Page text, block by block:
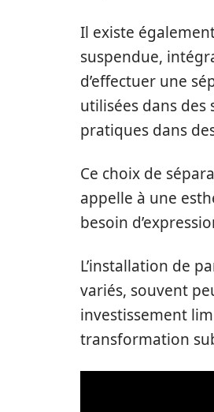
Il existe
suspendue,
d’effectuer une
utilisées dans
pratiques dans
Ce choix de
appelle à une
besoin
L’installation de
variés, souvent
investissement
transformation